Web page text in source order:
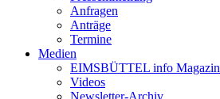
Anfragen
Anträge
Termine
Medien
EIMSBÜTTEL info Magazin
Videos
Newsletter-Archiv